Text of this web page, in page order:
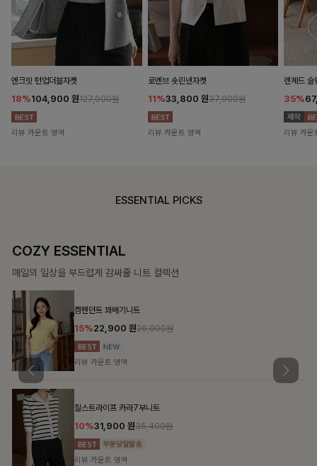
엔크릿 턴업더블자켓
18%104,900 원127,900원
리뷰 카운트 영역
로엔브 숏린넨자켓
11%33,800 원37,900원
리뷰 카운트 영역
렌체드
35%
리뷰 카운
ESSENTIAL PICKS
COZY ESSENTIAL
매일의 일상을 부드럽게 감싸줄 니트 컬렉션
켐펜던트 꽈배기니트
15%22,900 원26,900원
리뷰 카운트 영역
칠스트라이프 카라7부니트
10%31,900 원35,400원
리뷰 카운트 영역